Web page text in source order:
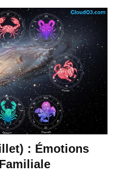
: Émotions